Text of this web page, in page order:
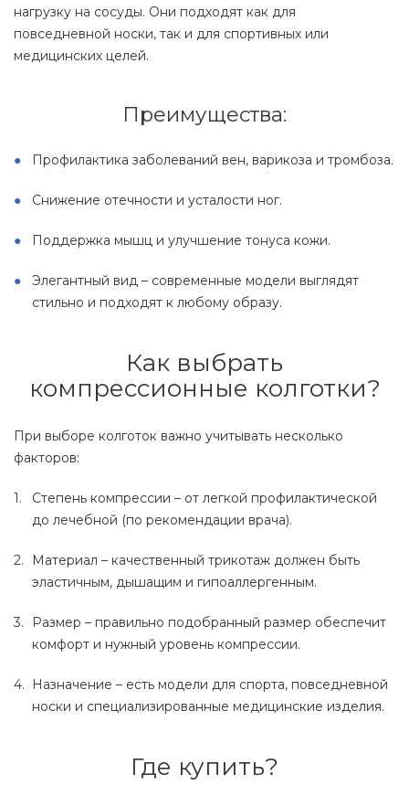
нагрузку на сосуды. Они подходят как для
повседневной носки, так и для спортивных или
медицинских целей.
Преимущества:
Профилактика заболеваний вен, варикоза и тромбоза.
Снижение отечности и усталости ног.
Поддержка мышц и улучшение тонуса кожи.
Элегантный вид – современные модели выглядят
стильно и подходят к любому образу.
Как выбрать
компрессионные колготки?
При выборе колготок важно учитывать несколько
факторов:
Степень компрессии – от легкой профилактической
до лечебной (по рекомендации врача).
Материал – качественный трикотаж должен быть
эластичным, дышащим и гипоаллергенным.
Размер – правильно подобранный размер обеспечит
комфорт и нужный уровень компрессии.
Назначение – есть модели для спорта, повседневной
носки и специализированные медицинские изделия.
Где купить?